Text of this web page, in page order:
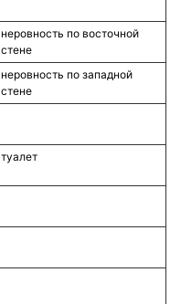
неровность по восточной
стене
неровность по западной
стене
туалет